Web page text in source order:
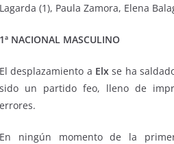
Lagarda (1), Paula Zamora, Elena
1ª NACIONAL MASCULINO
El desplazamiento a Elxse ha
sido un partido feo, lleno de
errores.
En ningún momento de la